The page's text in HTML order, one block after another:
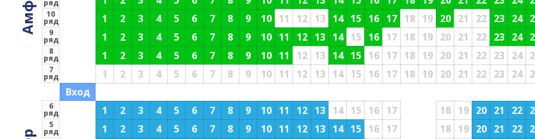
1
2 3 4 5 6 7 8 9 10 11 12 13 14 15 16 17 18 19 20 21 22 23 24
1
2 3 4 5 6 7 8 9 10 11 12 13 14 15 16 17 18 19 20 21 22 23 24
1
2 3 4 5 6 7 8 9 10 11 12 13 14 15 16 17 18 19 20 21 22 23 24
1
2 3 4 5 6 7 8 9 10 11 12 13 14 15 16 17 18 19 20 21 22 23 24
1 2 3 4 5 6 7 8 9 10 11 12 13 14 15 16 17 18 19 20 21 22
1
2 3 4 5 6 7 8 9 10 11 12 13 14 15 16 17 18 19 20 21 22
Вход
ряд
10
ряд
9
ряд
8
ряд
7
ряд
6
ряд
5
ряд